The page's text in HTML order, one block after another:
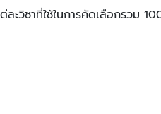
ะวิชาที่ใช้ในการคัดเลือกรวม